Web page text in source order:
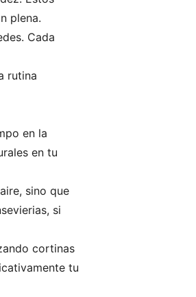
plena.
Cada
rutina
en la
en tu
sino que
si
cortinas
tu